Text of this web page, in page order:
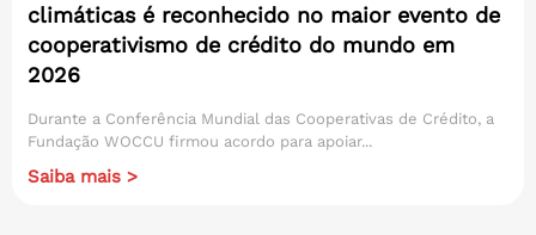
climáticas é reconhecido no maior evento de
cooperativismo de crédito do mundo em
2026
Durante a Conferência Mundial das Cooperativas de Crédito, a
Fundação WOCCU firmou acordo para apoiar...
Saiba mais >